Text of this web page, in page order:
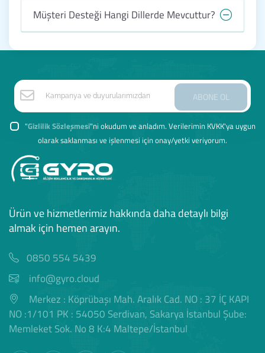
Müşteri Desteği Hangi Dillerde Mevcuttur?
ABONE OL
"Gizlilik Sözleşmesi"ni okudum ve anladım. Verilerimin KVKK'ya uygun
olarak saklanması ve işlenmesi için onay/yetki veriyorum.
Ürün ve hizmetlerimiz hakkında daha detaylı bilgi
almak için hemen arayın.
0850 554 5439
info@gyro.cloud
Merkez : Köprübaşı Mah. Aralık Cad. NO : 37 İÇ KAPI
NO :1/101 PK : 54050 Serdivan, Sakarya İstanbul Şube:
Memleket Sok. No 8 K:4 Maltepe/İstanbul